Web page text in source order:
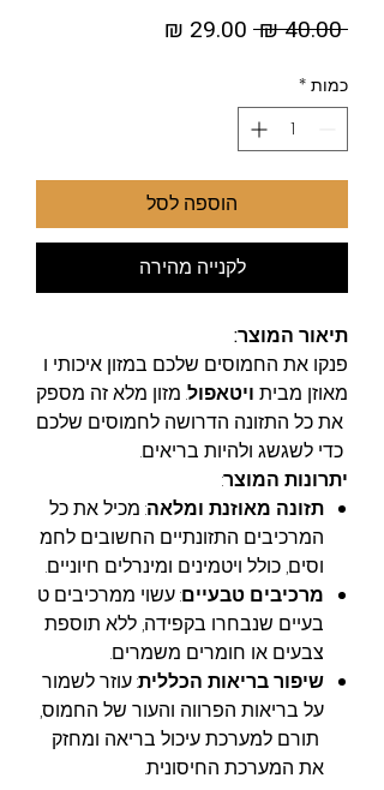
‏40.00 ‏₪
מחיר
כמות *
הוספה לסל
לקנייה מהירה
תיאור המוצר:
פנקו את החמוסים שלכם במזון איכותי ו
מאוזן מבית ויטאפול. מזון מלא זה מספק
את כל התזונה הדרושה לחמוסים שלכם
כדי לשגשג ולהיות בריאים.
יתרונות המוצר:
תזונה מאוזנת ומלאה: מכיל את כל
המרכיבים התזונתיים החשובים לחמ
וסים, כולל ויטמינים ומינרלים חיוניים.
מרכיבים טבעיים: עשוי ממרכיבים ט
בעיים שנבחרו בקפידה, ללא תוספת
צבעים או חומרים משמרים.
שיפור בריאות הכללית: עוזר לשמור
על בריאות הפרווה והעור של החמוס,
תורם למערכת עיכול בריאה ומחזק
את המערכת החיסונית.